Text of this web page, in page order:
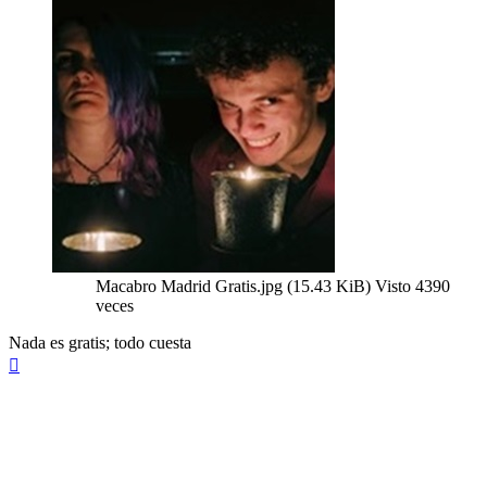
Macabro Madrid Gratis.jpg (15.43 KiB) Visto 4390
veces
Nada es gratis; todo cuesta